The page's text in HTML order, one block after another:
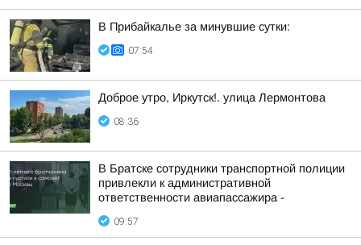
В Прибайкалье за минувшие сутки:
07:54
Доброе утро, Иркутск!. улица Лермонтова
08:36
В Братске сотрудники транспортной полиции
привлекли к административной
ответственности авиапассажира -
09:57